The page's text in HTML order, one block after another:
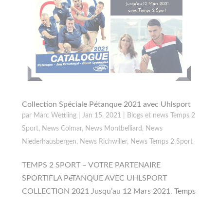
Collection Spéciale Pétanque 2021 avec Uhlsport
par Marc Wettling| Jan 15, 2021
Blogs et news Temps 2
Sport, News Colmar, News Montbelliard , News
Niederhausbergen, News Richwiller, News Temps 2 Sport
TEMPS 2 SPORT – VOTRE PARTENAIRE
SPORTIFLA PéTANQUE AVEC UHLSPORT
COLLECTION 2021 Jusqu’au 12 Mars 2021. Temps